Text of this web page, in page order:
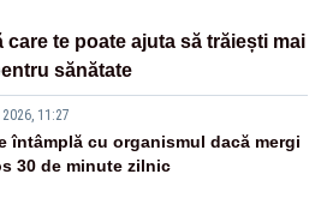
te poate ajuta să trăiești mai
sănătate
11:27
întâmplă cu organismul dacă mergi
30 de minute zilnic